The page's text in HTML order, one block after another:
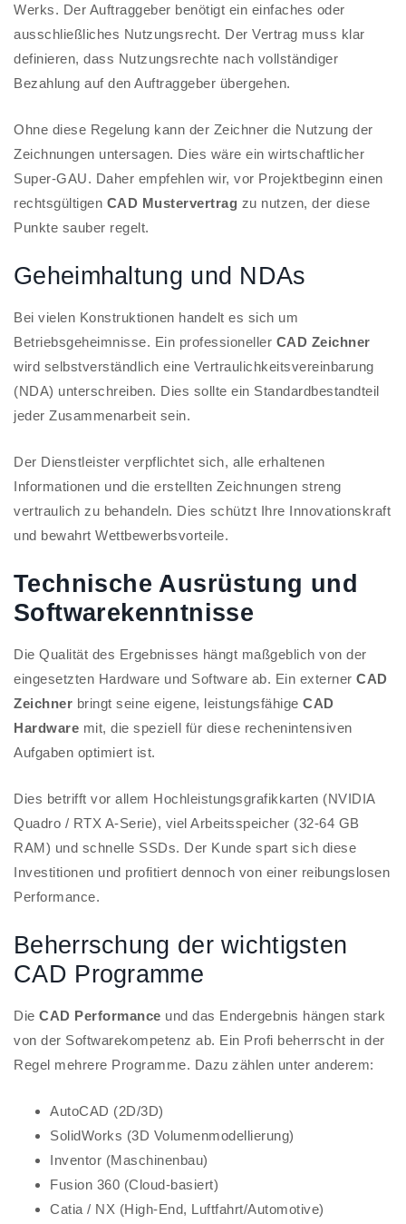
Werks. Der Auftraggeber benötigt ein einfaches oder
ausschließliches Nutzungsrecht. Der Vertrag muss klar
definieren, dass Nutzungsrechte nach vollständiger
Bezahlung auf den Auftraggeber übergehen.
Ohne diese Regelung kann der Zeichner die Nutzung der
Zeichnungen untersagen. Dies wäre ein wirtschaftlicher
Super-GAU. Daher empfehlen wir, vor Projektbeginn einen
rechtsgültigen CAD Mustervertrag zu nutzen, der diese
Punkte sauber regelt.
Geheimhaltung und NDAs
Bei vielen Konstruktionen handelt es sich um
Betriebsgeheimnisse. Ein professioneller CAD Zeichner
wird selbstverständlich eine Vertraulichkeitsvereinbarung
(NDA) unterschreiben. Dies sollte ein Standardbestandteil
jeder Zusammenarbeit sein.
Der Dienstleister verpflichtet sich, alle erhaltenen
Informationen und die erstellten Zeichnungen streng
vertraulich zu behandeln. Dies schützt Ihre Innovationskraft
und bewahrt Wettbewerbsvorteile.
Technische Ausrüstung und
Softwarekenntnisse
Die Qualität des Ergebnisses hängt maßgeblich von der
eingesetzten Hardware und Software ab. Ein externer CAD
Zeichner bringt seine eigene, leistungsfähige CAD
Hardware mit, die speziell für diese rechenintensiven
Aufgaben optimiert ist.
Dies betrifft vor allem Hochleistungsgrafikkarten (NVIDIA
Quadro / RTX A-Serie), viel Arbeitsspeicher (32-64 GB
RAM) und schnelle SSDs. Der Kunde spart sich diese
Investitionen und profitiert dennoch von einer reibungslosen
Performance.
Beherrschung der wichtigsten
CAD Programme
Die CAD Performance und das Endergebnis hängen stark
von der Softwarekompetenz ab. Ein Profi beherrscht in der
Regel mehrere Programme. Dazu zählen unter anderem:
AutoCAD (2D/3D)
SolidWorks (3D Volumenmodellierung)
Inventor (Maschinenbau)
Fusion 360 (Cloud-basiert)
Catia / NX (High-End, Luftfahrt/Automotive)